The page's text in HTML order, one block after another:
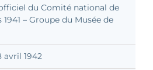
du Comité national de
– Groupe du Musée de
avril 1942